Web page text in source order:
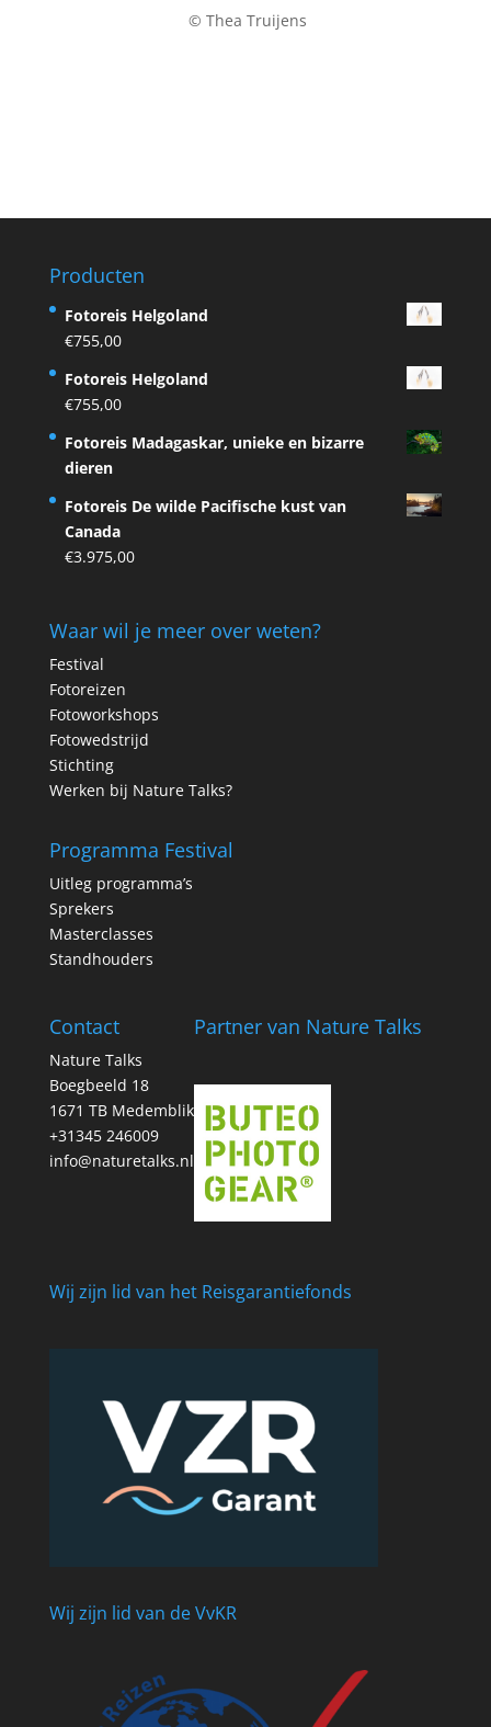
© Thea Truijens
Producten
Fotoreis Helgoland
€755,00
Fotoreis Helgoland
€755,00
Fotoreis Madagaskar, unieke en bizarre
dieren
Fotoreis De wilde Pacifische kust van
Canada
€3.975,00
Waar wil je meer over weten?
Festival
Fotoreizen
Fotoworkshops
Fotowedstrijd
Stichting
Werken bij Nature Talks?
Programma Festival
Uitleg programma’s
Sprekers
Masterclasses
Standhouders
Contact
Nature Talks
Boegbeeld 18
1671 TB Medemblik
+31345 246009
info@naturetalks.nl
Partner van Nature Talks
Wij zijn lid van het Reisgarantiefonds
Wij zijn lid van de VvKR